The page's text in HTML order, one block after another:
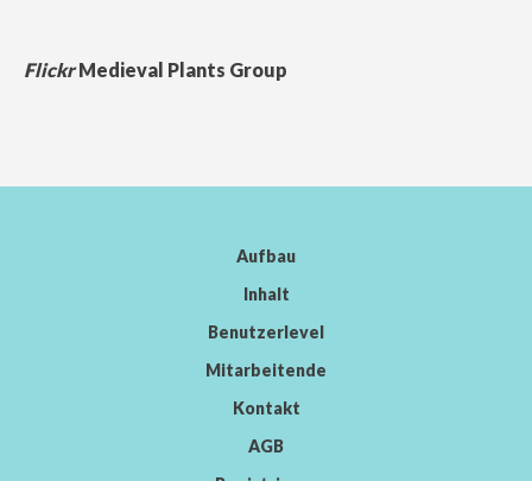
FlickrMedieval Plants Group
Aufbau
Inhalt
Benutzerlevel
Mitarbeitende
Kontakt
AGB